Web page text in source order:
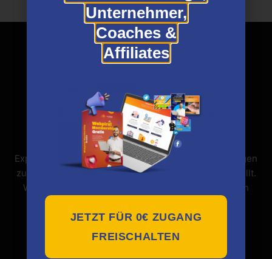
Expertview ist eine Plattform, die Expertenbewertungen
zu den neuesten und besten Online-Kursen bereitstellt.
Wir bieten einen kostenlosen Service mit exklusiven
Einblicken in Online-Kurse, ohne dass du den Kurs
kaufen musst.
Unternehmer,
Coaches &
Affiliates
JETZT FÜR 0€ ZUGANG
FREISCHALTEN